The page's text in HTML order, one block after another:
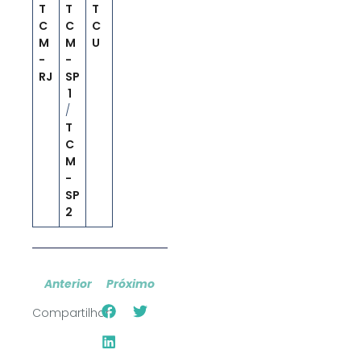
T
C
M
-
RJ
T
C
M
-
SP
1
/
T
C
M
-
SP
2
T
C
U
Anterior
Próximo
Compartilhar: